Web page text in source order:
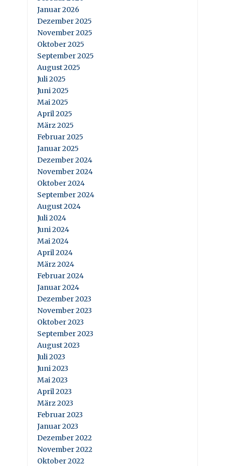
Januar 2026
Dezember 2025
November 2025
Oktober 2025
September 2025
August 2025
Juli 2025
Juni 2025
Mai 2025
April 2025
März 2025
Februar 2025
Januar 2025
Dezember 2024
November 2024
Oktober 2024
September 2024
August 2024
Juli 2024
Juni 2024
Mai 2024
April 2024
März 2024
Februar 2024
Januar 2024
Dezember 2023
November 2023
Oktober 2023
September 2023
August 2023
Juli 2023
Juni 2023
Mai 2023
April 2023
März 2023
Februar 2023
Januar 2023
Dezember 2022
November 2022
Oktober 2022